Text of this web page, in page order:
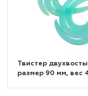
Твистер
размер 90 мм, вес